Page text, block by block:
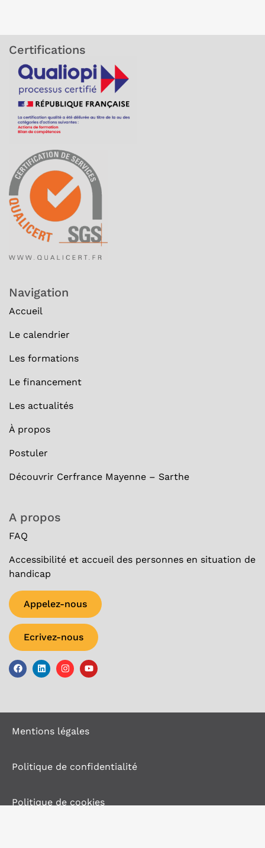
Certifications
Navigation
Accueil
Le calendrier
Les formations
Le financement
Les actualités
À propos
Postuler
Découvrir Cerfrance Mayenne – Sarthe
A propos
FAQ
Accessibilité et accueil des personnes en situation de
handicap
Appelez-nous
Ecrivez-nous
Mentions légales
Politique de confidentialité
Politique de cookies